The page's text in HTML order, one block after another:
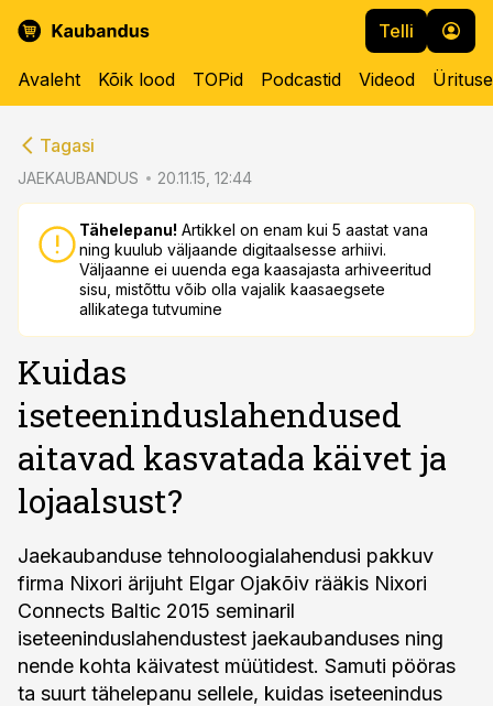
Telli
Avaleht Kõik lood TOPid Podcastid Videod
Tagasi
JAEKAUBANDUS 20.11.15, 12:44
Tähelepanu! Artikkel on enam kui 5 aastat vana
ning kuulub väljaande digitaalsesse arhiivi.
Väljaanne ei uuenda ega kaasajasta arhiveeritud
sisu, mistõttu võib olla vajalik kaasaegsete
allikatega tutvumine
Kuidas
iseteeninduslahendused
aitavad kasvatada käivet ja
lojaalsust?
Jaekaubanduse tehnoloogialahendusi pakkuv
firma Nixori ärijuht Elgar Ojakõiv rääkis Nixori
Connects Baltic 2015 seminaril
iseteeninduslahendustest jaekaubanduses ning
nende kohta käivatest müütidest. Samuti pööras
ta suurt tähelepanu sellele, kuidas iseteenindus